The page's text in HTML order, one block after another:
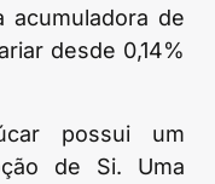
acumuladora de
desde 0,14%
possui um
de Si. Uma